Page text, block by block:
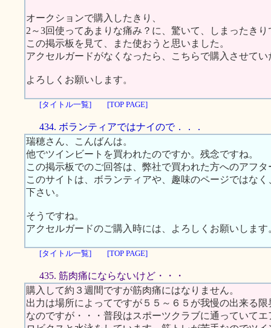
オークションで購入したきり、
2～3回使ってあまりな痛み？に、驚いて、しまったき
この掲示板を見て、また使おうと思いました。
アクセルガードがなくなったら、こちらで購入させて
よろしくお願いします。
[タイトル一覧] [TOP PAGE]
434. ボランティアではナイので．．．
瑞穂さん、こんばんは。
他でツインビートを買われたのですか。残念ですね。
この掲示板でのご回答は、弊社で買われた方へのアフ
このサイトは、ボランティアや、趣味のページではな
下さい。
そうですね。
アクセルガードのご購入時には、よろしくお願いします
[タイトル一覧] [TOP PAGE]
435. 筋肉痛にならないけど・・・
購入して約３週間ですが筋肉痛にはなりません。
出力は場所によってですが５５～６５が我慢の出来る限
なのですが・・・普段はスポーツクラブに通っていてエ